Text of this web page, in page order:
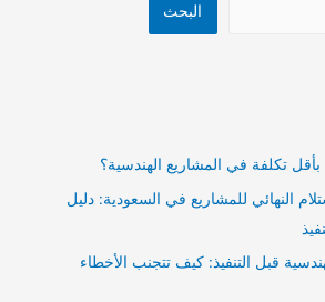
البحث
تكلفة في المشاريع الهندسية؟
النهائي للمشاريع في السعودية: دليل
قبل التنفيذ: كيف تتجنب الأخطاء